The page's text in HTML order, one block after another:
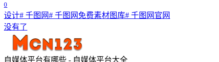
0
设计# 千图网# 千图网免费素材图库# 千图网官网
没有了
自媒体平台有哪些 - 自媒体平台大全